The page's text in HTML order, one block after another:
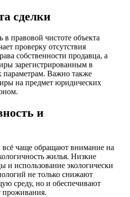
сделки
в правовой чистоте объекта
проверку отсутствия
собственности продавца, а
зарегистрированным в
параметрам. Важно также
на предмет юридических
и
чаще обращают внимание на
жилья. Низкие
и использование экологически
не только снижают
среду, но и обеспечивают
проживания.